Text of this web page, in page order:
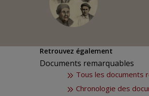
Retrouvez également
Documents remarquables
Tous les documents
Chronologie des